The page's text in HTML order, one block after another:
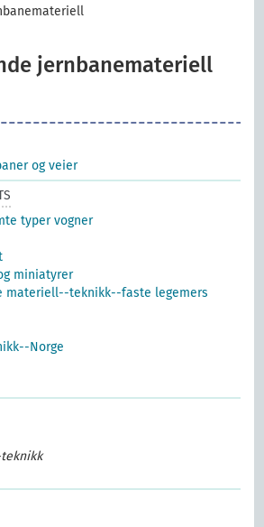
jernbanemateriell
og veier
typer vogner
miniatyrer
materiell--teknikk--faste legemers
Norge